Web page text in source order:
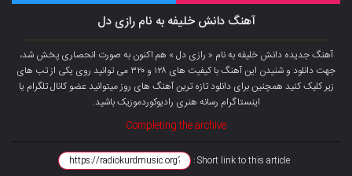
آهنگ دانش خلیفه به نام رازی دل
آهنگ جدیده دانش خلیفه به نام « رازی دل » هم اکنون به صورت انحصاری پخش شد،
جهت دانلود و شنیدن این آهنگ با کیفیت های ۱۲۸ و ۳۲۰ می توانید روی یکی از تب های
زیر کلیک کنید همچنین برای دانلود تازه ترین آهنگ های روز میتوانید عضو کانال تلگرام یا
اینستاگرام رسانه هنری رادیوکوردموزیک باشید.
Completing the archive
Short link to this article :